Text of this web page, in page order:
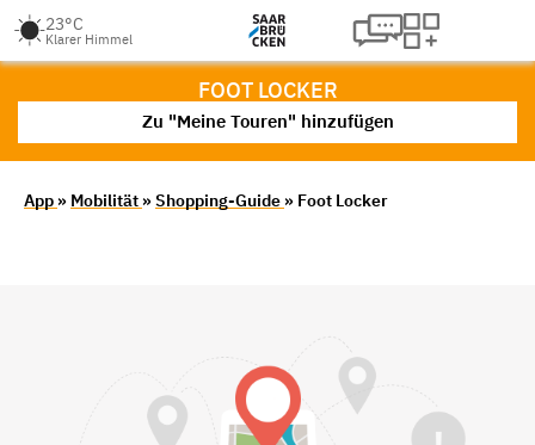
23°C
Klarer Himmel
FOOT LOCKER
Zu "Meine Touren" hinzufügen
App » Mobilität »Shopping-Guide » Foot Locker